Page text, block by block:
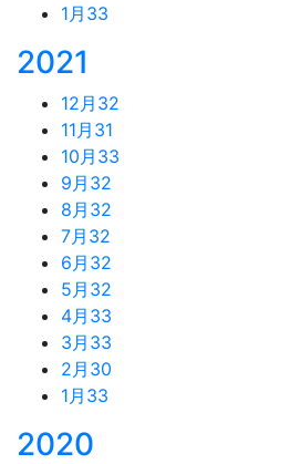
1月 33
2021
12月 32
11月 31
10月 33
9月 32
8月 32
7月 32
6月 32
5月 32
4月 33
3月 33
2月 30
1月 33
2020